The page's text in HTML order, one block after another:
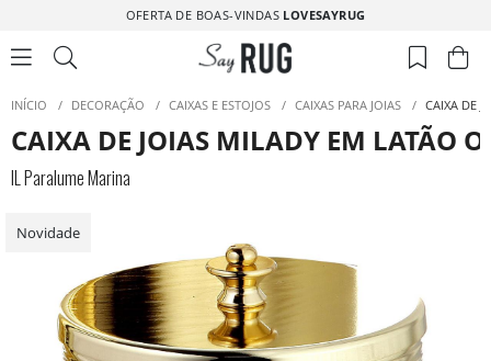
OFERTA DE BOAS-VINDAS LOVESAYRUG
INÍCIO / DECORAÇÃO / CAIXAS E ESTOJOS / CAIXAS PARA JOIAS / CAIXA DE
CAIXA DE JOIAS MILADY EM LATÃO
IL Paralume Marina
Novidade